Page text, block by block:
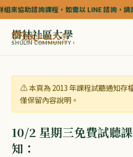
來協助諮詢課程，如需以 LINE 諮詢，
樹林社區大學
SHULIN COMMUNITY COLLEGE
⚠️ 本頁為 2013 年課程試聽通知存
僅保留內容說明。
10/2 星期三免費試聽
知：